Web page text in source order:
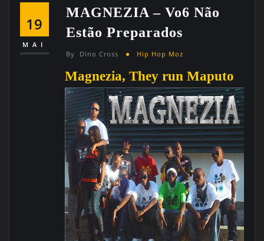
19
MAI
MAGNEZIA – Vo6 Não
Estão Preparados
By Dino Cross Hip Hop Moz
Magnezia, They run Maputo